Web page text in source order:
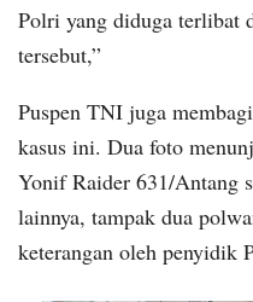
Polri yang diduga terlibat
tersebut,”
Puspen TNI juga
kasus ini. Dua foto
Yonif Raider 631/Antang
lainnya, tampak dua
keterangan oleh penyidik